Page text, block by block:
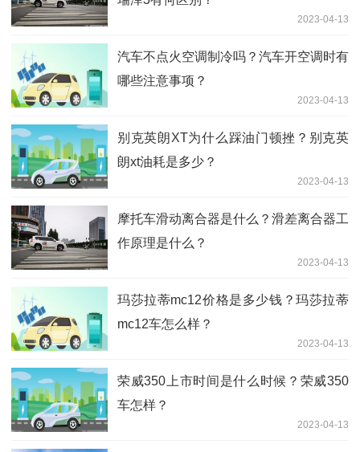
2023-04-13
汽车不点火空调制冷吗？汽车开空调时有
哪些注意事项？
2023-04-13
别克英朗XT为什么踩油门顿挫？别克英
朗xt油耗是多少？
2023-04-13
摩托车滑动离合器是什么？滑差离合器工
作原理是什么？
2023-04-13
玛莎拉蒂mc12价格是多少钱？玛莎拉蒂
mc12车怎么样？
2023-04-13
荣威350上市时间是什么时候？荣威350
车怎样？
2023-04-13